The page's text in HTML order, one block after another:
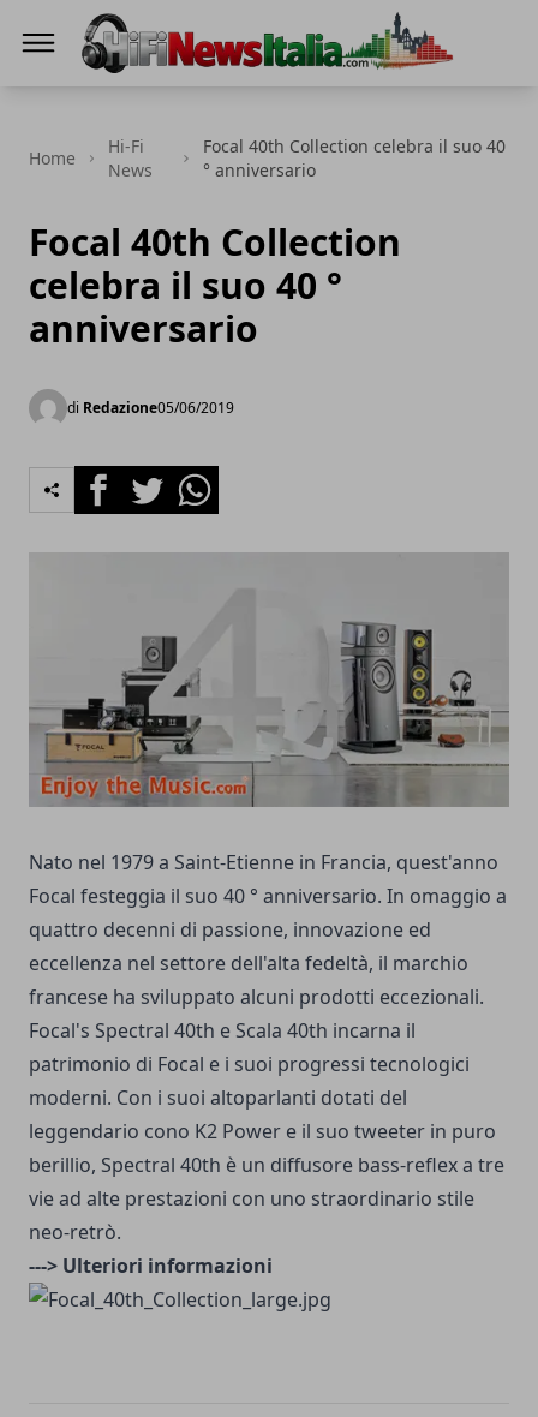
Home
Hi-Fi
News
Focal 40th Collection celebra il suo 40
° anniversario
Focal 40th Collection
celebra il suo 40 °
anniversario
di Redazione05/06/2019
FacebookTwitterWhatsapp
Nato nel 1979 a Saint-Etienne in Francia, quest'anno
Focal festeggia il suo 40 ° anniversario. In omaggio a
quattro decenni di passione, innovazione ed
eccellenza nel settore dell'alta fedeltà, il marchio
francese ha sviluppato alcuni prodotti eccezionali.
Focal's Spectral 40th e Scala 40th incarna il
patrimonio di Focal e i suoi progressi tecnologici
moderni. Con i suoi altoparlanti dotati del
leggendario cono K2 Power e il suo tweeter in puro
berillio, Spectral 40th è un diffusore bass-reflex a tre
vie ad alte prestazioni con uno straordinario stile
neo-retrò.
---> Ulteriori informazioni